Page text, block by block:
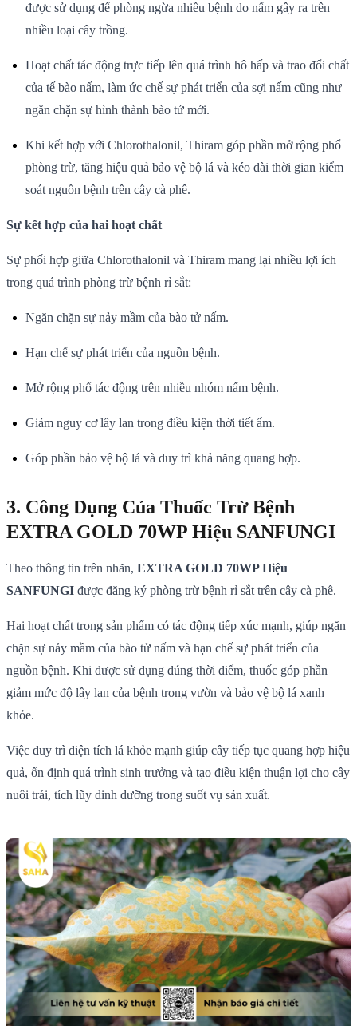
được sử dụng để phòng ngừa nhiều bệnh do nấm gây ra trên
nhiều loại cây trồng.
Hoạt chất tác động trực tiếp lên quá trình hô hấp và trao đổi chất
của tế bào nấm, làm ức chế sự phát triển của sợi nấm cũng như
ngăn chặn sự hình thành bào tử mới.
Khi kết hợp với Chlorothalonil, Thiram góp phần mở rộng phổ
phòng trừ, tăng hiệu quả bảo vệ bộ lá và kéo dài thời gian kiểm
soát nguồn bệnh trên cây cà phê.
Sự kết hợp của hai hoạt chất
Sự phối hợp giữa Chlorothalonil và Thiram mang lại nhiều lợi ích
trong quá trình phòng trừ bệnh rỉ sắt:
Ngăn chặn sự nảy mầm của bào tử nấm.
Hạn chế sự phát triển của nguồn bệnh.
Mở rộng phổ tác động trên nhiều nhóm nấm bệnh.
Giảm nguy cơ lây lan trong điều kiện thời tiết ẩm.
Góp phần bảo vệ bộ lá và duy trì khả năng quang hợp.
3. Công Dụng Của Thuốc Trừ Bệnh
EXTRA GOLD 70WP Hiệu SANFUNGI
Theo thông tin trên nhãn, EXTRA GOLD 70WP Hiệu
SANFUNGI được đăng ký phòng trừ bệnh rỉ sắt trên cây cà phê.
Hai hoạt chất trong sản phẩm có tác động tiếp xúc mạnh, giúp ngăn
chặn sự nảy mầm của bào tử nấm và hạn chế sự phát triển của
nguồn bệnh. Khi được sử dụng đúng thời điểm, thuốc góp phần
giảm mức độ lây lan của bệnh trong vườn và bảo vệ bộ lá xanh
khỏe.
Việc duy trì diện tích lá khỏe mạnh giúp cây tiếp tục quang hợp hiệu
quả, ổn định quá trình sinh trưởng và tạo điều kiện thuận lợi cho cây
nuôi trái, tích lũy dinh dưỡng trong suốt vụ sản xuất.